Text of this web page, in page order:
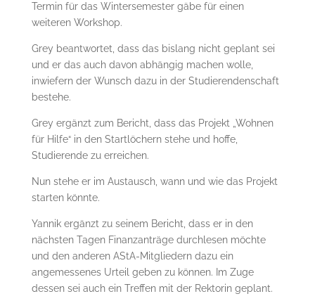
Termin für das Wintersemester gäbe für einen
weiteren Workshop.
Grey beantwortet, dass das bislang nicht geplant sei
und er das auch davon abhängig machen wolle,
inwiefern der Wunsch dazu in der Studierendenschaft
bestehe.
Grey ergänzt zum Bericht, dass das Projekt „Wohnen
für Hilfe“ in den Startlöchern stehe und hoffe,
Studierende zu erreichen.
Nun stehe er im Austausch, wann und wie das Projekt
starten könnte.
Yannik ergänzt zu seinem Bericht, dass er in den
nächsten Tagen Finanzanträge durchlesen möchte
und den anderen AStA-Mitgliedern dazu ein
angemessenes Urteil geben zu können. Im Zuge
dessen sei auch ein Treffen mit der Rektorin geplant.